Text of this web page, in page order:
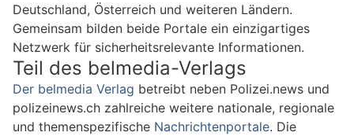
Deutschland, Österreich und weiteren Ländern.
Gemeinsam bilden beide Portale ein einzigartiges
Netzwerk für sicherheitsrelevante Informationen.
Teil des belmedia-Verlags
Der belmedia Verlag betreibt neben Polizei.news und
polizeinews.ch zahlreiche weitere nationale, regionale
und themenspezifische Nachrichtenportale. Die